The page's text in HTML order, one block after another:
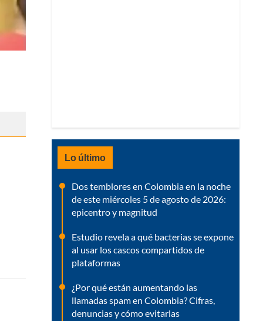
Lo último
Dos temblores en Colombia en la noche
de este miércoles 5 de agosto de 2026:
epicentro y magnitud
Estudio revela a qué bacterias se expone
al usar los cascos compartidos de
plataformas
¿Por qué están aumentando las
llamadas spam en Colombia? Cifras,
denuncias y cómo evitarlas